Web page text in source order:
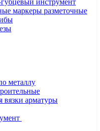
инструмент
маркеры разметочные
металлу
вязки арматуры